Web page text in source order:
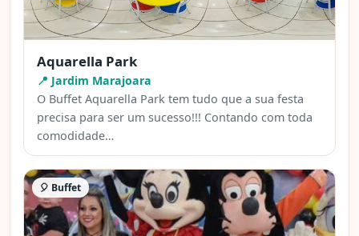
Aquarella Park
📍 Jardim Marajoara
O Buffet Aquarella Park tem tudo que a sua festa
precisa para ser um sucesso!!! Contando com toda
comodidade…
🎈 Buffet